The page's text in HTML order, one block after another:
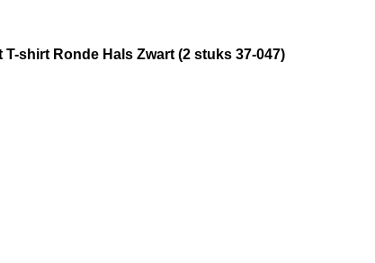
shirt Ronde Hals Zwart (2 stuks 37-047)